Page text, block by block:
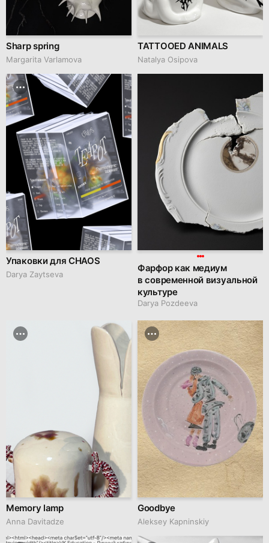
Sharp spring
Margarita Varlamova
TATTOOED ANIMALS
Natalya Osipova
Упаковки для CHAOS
Darya Zaytseva
Фарфор как медиум
в современной визуальной
культуре
Darya Pozdeeva
Memory lamp
Anna Davitadze
Goodbye
Aleksey Kapninskiy